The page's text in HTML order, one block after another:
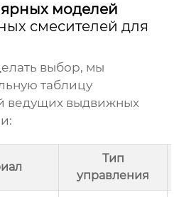
моделей
смесителей для
выбор, мы
таблицу
ведущих выдвижных
:
Тип
управления